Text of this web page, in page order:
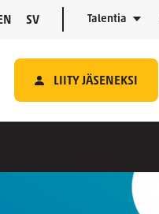
SV Talentia
LIITY JÄSENEKSI